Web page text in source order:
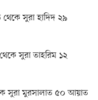
সুরা হাদিদ ২৯
সুরা তাহরিম ১২
সুরা মুরসালাত ৫০ আয়াত